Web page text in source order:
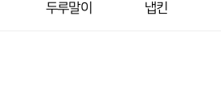
두루말이 냅킨